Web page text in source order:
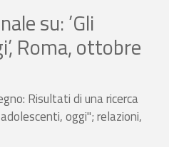
su: ’Gli
Roma, ottobre
Risultati di una ricerca
oggi"; relazioni,